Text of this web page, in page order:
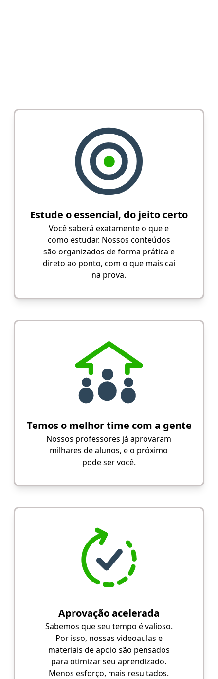
Estude o essencial, do jeito certo
Você saberá exatamente o que e
como estudar. Nossos conteúdos
são organizados de forma prática e
direto ao ponto, com o que mais cai
na prova.
Temos o melhor time com a gente
Nossos professores já aprovaram
milhares de alunos, e o próximo
pode ser você.
Aprovação acelerada
Sabemos que seu tempo é valioso.
Por isso, nossas videoaulas e
materiais de apoio são pensados
para otimizar seu aprendizado.
Menos esforço, mais resultados.